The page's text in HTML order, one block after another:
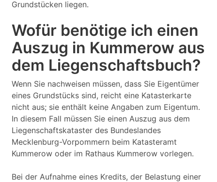
Grundstücken liegen.
Wofür benötige ich einen
Auszug in Kummerow aus
dem Liegenschaftsbuch?
Wenn Sie nachweisen müssen, dass Sie Eigentümer
eines Grundstücks sind, reicht eine Katasterkarte
nicht aus; sie enthält keine Angaben zum Eigentum.
In diesem Fall müssen Sie einen Auszug aus dem
Liegenschaftskataster des Bundeslandes
Mecklenburg-Vorpommern beim Katasteramt
Kummerow oder im Rathaus Kummerow vorlegen.
Bei der Aufnahme eines Kredits, der Belastung einer